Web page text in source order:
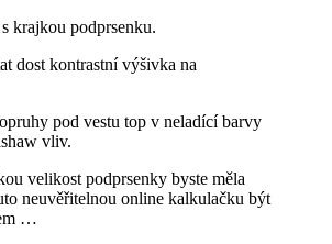
krajkou podprsenku.
dost kontrastní výšivka na
pod vestu top v neladící barvy
vliv.
velikost podprsenky byste měla
neuvěřitelnou online kalkulačku být
…